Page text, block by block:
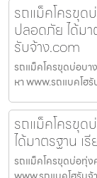
รถแม็คโครขุด
ปลอดภัย ได้มา
รับจ้าง.com
รถแม็คโครขุดบ่อบา
หา www.รถแบคโฮ
รถแม็คโครขุด
ได้มาตรฐาน เ
รถแม็คโครขุดบ่อทุ่ง